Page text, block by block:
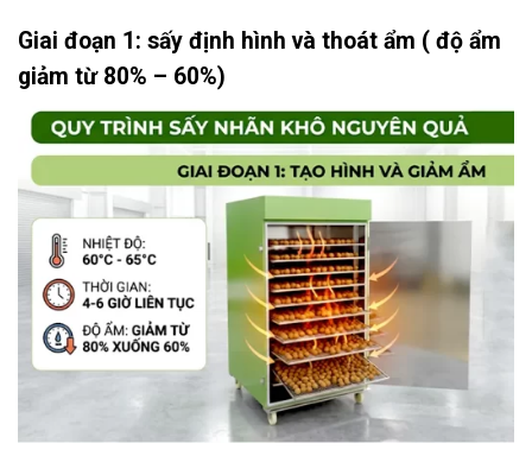
Giai đoạn 1: sấy định hình và thoát ẩm ( độ ẩm
giảm từ 80% – 60%)